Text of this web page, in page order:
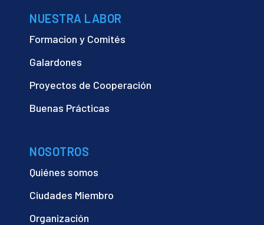
NUESTRA LABOR
Formacion y Comités
Galardones
Proyectos de Cooperación
Buenas Prácticas
NOSOTROS
Quiénes somos
Ciudades Miembro
Organización